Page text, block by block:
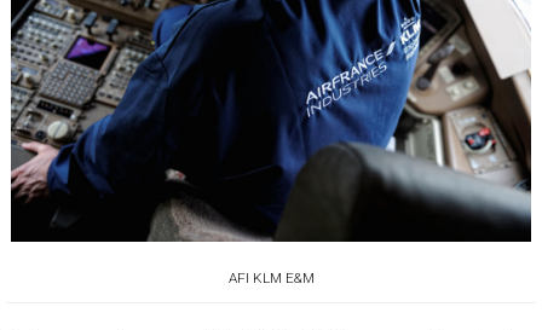
AFI KLM E&M